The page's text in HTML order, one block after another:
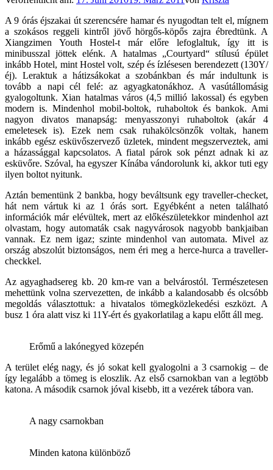
A 9 órás éjszakai út szerencsére hamar és nyugodtan telt el, mígnem
a szokásos reggeli kintről jövő hörgős-köpős zajra ébredtünk. A
Xiangzimen Youth Hostel-t már előre lefoglaltuk, így itt is
minibusszal jöttek elénk. A hatalmas „Courtyard“ stílusú épület
inkább Hotel, mint Hostel volt, szép és ízlésesen berendezett (130Y/
éj). Leraktuk a hátizsákokat a szobánkban és már indultunk is
tovább a napi cél felé: az agyagkatonákhoz. A vasútállomásig
gyalogoltunk. Xian hatalmas város (4,5 millió lakossal) és egyben
modern is. Mindenhol mobil-boltok, ruhaboltok és bankok. Ami
nagyon divatos manapság: menyasszonyi ruhaboltok (akár 4
emeletesek is). Ezek nem csak ruhakölcsönzők voltak, hanem
inkább egész esküvőszervező üzletek, mindent megszerveztek, ami
a házassággal kapcsolatos. A fiatal párok sok pénzt adnak ki az
esküvőre. Szóval, ha egyszer Kínába vándorolunk ki, akkor tuti egy
ilyen boltot nyitunk.
Aztán bementünk 2 bankba, hogy beváltsunk egy traveller-checket,
hát nem vártuk ki az 1 órás sort. Egyébként a neten található
információk már elévültek, mert az előkészületekkor mindenhol azt
olvastam, hogy automaták csak nagyvárosok nagyobb bankjaiban
vannak. Ez nem igaz; szinte mindenhol van automata. Mivel az
ország abszolút biztonságos, nem éri meg a herce-hurca a traveller-
checkkel.
Az agyaghadsereg kb. 20 km-re van a belvárostól. Természetesen
mehettünk volna szervezetten, de inkább a kalandosabb és olcsóbb
megoldás választottuk: a hivatalos tömegközlekedési eszközt. A
busz 1 óra alatt visz ki 11Y-ért és gyakorlatilag a kapu előtt áll meg.
Erőmű a lakónegyed közepén
A terület elég nagy, és jó sokat kell gyalogolni a 3 csarnokig – de
így legalább a tömeg is eloszlik. Az első csarnokban van a legtöbb
katona. A második csarnok jóval kisebb, itt a vezérek tábora van.
A nagy csarnokban
Minden katona különböző